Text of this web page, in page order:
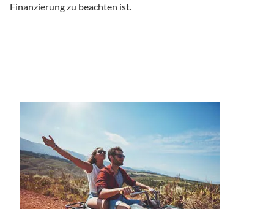
Finanzierung zu beachten ist.